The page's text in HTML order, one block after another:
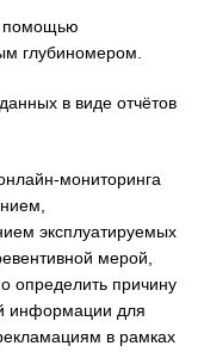
глубиномером.
в виде отчётов
мониторинга
эксплуатируемых
мерой,
определить причину
информации для
в рамках